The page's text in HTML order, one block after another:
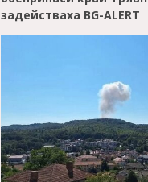
задействаха BG-ALERT